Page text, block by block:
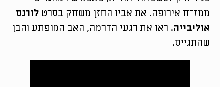
ממזרח אירופה. את אביו החזן משחק בסרט לורנס
אוליבייה. ראו את רגעי הדרמה, האב המופתע והבן
שהתגייס.